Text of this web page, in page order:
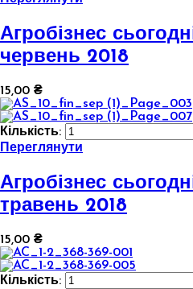
Агробізнес
червень 2018
15,00 ₴
Кількість:
Переглянути
Агробізнес
травень 2018
15,00 ₴
Кількість: